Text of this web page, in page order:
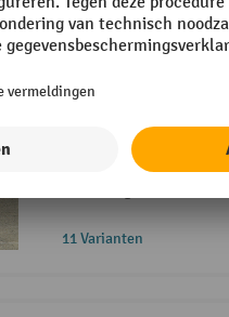
Oprijplaten, zware
De opstaande
veilig in het spoor
Langere
11 Varianten